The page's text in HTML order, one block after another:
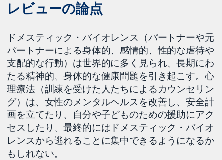
レビューの論点
ドメスティック・バイオレンス（パートナーや元
パートナーによる身体的、感情的、性的な虐待や
支配的な行動）は世界的に多く見られ、長期にわ
たる精神的、身体的な健康問題を引き起こす。心
理療法（訓練を受けた人たちによるカウンセリン
グ）は、女性のメンタルヘルスを改善し、安全計
画を立てたり、自分や子どものための援助にアク
セスしたり、最終的にはドメスティック・バイオ
レンスから逃れることに集中できるようになるか
もしれない。